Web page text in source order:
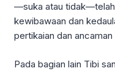
—suka atau tidak—telah
kewibawaan dan
pertikaian dan ancaman
Pada bagian lain Tibi